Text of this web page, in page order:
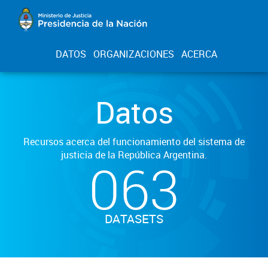
DATOS ORGANIZACIONES ACERCA
Datos
Recursos acerca del funcionamiento del sistema de
justicia de la República Argentina.
063
DATASETS